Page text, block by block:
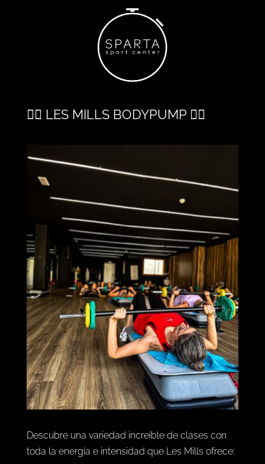
🏋️‍♀️ LES MILLS BODYPUMP 🏋️‍♀️
Descubre una variedad increíble de clases con
toda la energía e intensidad que Les Mills ofrece: